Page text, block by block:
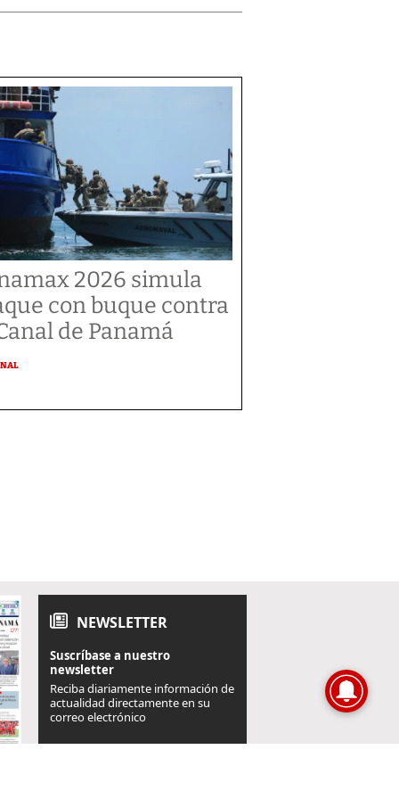
2026 simula
con buque contra
de Panamá
NEWSLETTER
Suscríbase a nuestro
newsletter
Reciba diariamente información de
actualidad directamente en su
correo electrónico